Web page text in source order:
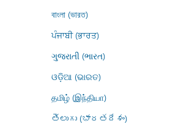
বাংলা (ভারত)
ਪੰਜਾਬੀ (ਭਾਰਤ)
ગુજરાતી (ભારત)
ଓଡ଼ିଆ (ଭାରତ)
தமிழ் (இந்தியா)
తెలుగు (భారతదేశం)